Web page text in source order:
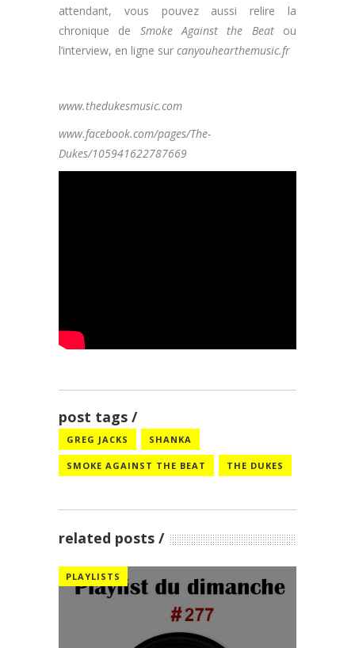
attendant, vous pouvez aussi relire la
chronique de Smoke Against the Beatou
l’interview, en ligne sur canyouhearthemusic.fr
www.thedukesmusic.com
www.facebook.com/pages/The-
Dukes/105941622787669
post tags
GREG JACKS SHANKA
SMOKE AGAINST THE BEAT THE DUKES
related posts
PLAYLISTS